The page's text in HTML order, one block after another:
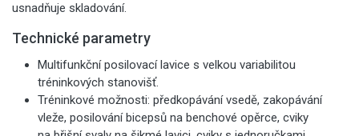
usnadňuje skladování.
Technické parametry
Multifunkční posilovací lavice s velkou variabilitou
tréninkových stanovišť.
Tréninkové možnosti: předkopávání vsedě, zakopávání
vleže, posilování bicepsů na benchové opěrce, cviky